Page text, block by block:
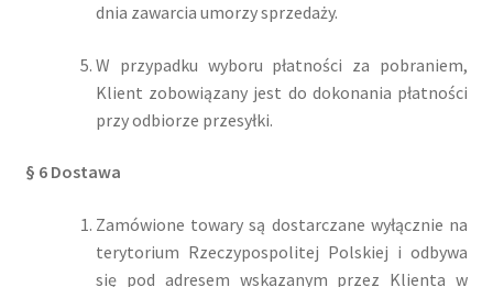
dnia zawarcia umorzy sprzedaży.
W przypadku wyboru płatności za pobraniem,
Klient zobowiązany jest do dokonania płatności
przy odbiorze przesyłki.
§ 6 Dostawa
Zamówione towary są dostarczane wyłącznie na
terytorium Rzeczypospolitej Polskiej i odbywa
się pod adresem wskazanym przez Klienta w